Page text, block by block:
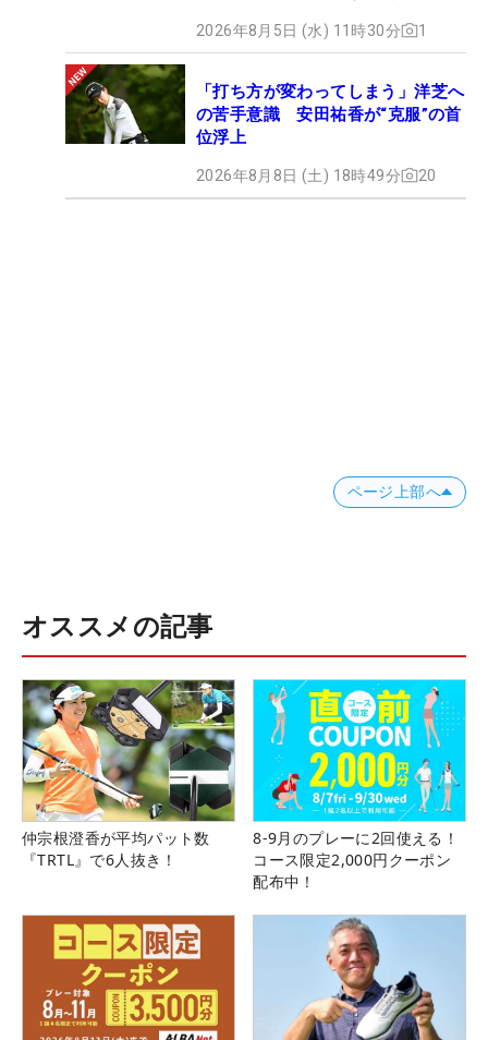
2026年8月5日 (水) 11時30分 1
「打ち方が変わってしまう」洋芝へ
の苦手意識 安田祐香が“克服”の首
位浮上
2026年8月8日 (土) 18時49分 20
ページ上部へ
オススメの記事
仲宗根澄香が平均パット数
『TRTL』で6人抜き！
8-9月のプレーに2回使える！
コース限定2,000円クーポン
配布中！